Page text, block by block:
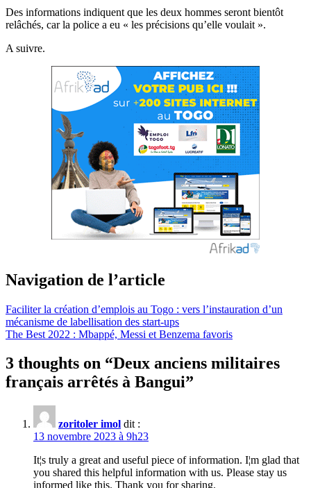
Des informations indiquent que les deux hommes seront bientôt
relâchés, car la police a eu « les précisions qu’elle voulait ».
A suivre.
Navigation de l’article
Faciliter la création d’emplois au Togo : vers l’instauration d’un
mécanisme de labellisation des start-ups
The Best 2022 : Mbappé, Messi et Benzema favoris
3 thoughts on “Deux anciens militaires
français arrêtés à Bangui”
zoritoler imol dit :
13 novembre 2023 à 9h23
It¦s truly a great and useful piece of information. I¦m glad that
you shared this helpful information with us. Please stay us
informed like this. Thank you for sharing.